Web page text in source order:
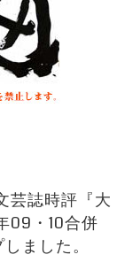
芸誌時評『大
09・10合併
ました。